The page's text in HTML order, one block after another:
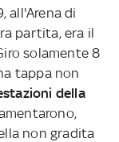
all'Arena di
partita, era il
solamente 8
tappa non
della
non gradita